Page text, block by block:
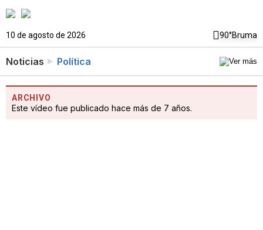
10 de agosto de 2026 90°Bruma
Noticias Política
ARCHIVO
Este vídeo fue publicado hace más de 7 años.